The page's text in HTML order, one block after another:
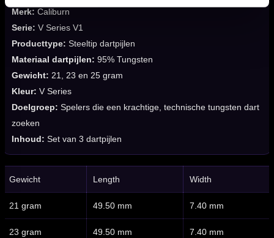
Merk: Caliburn
Serie: V Series V1
Producttype: Steeltip dartpijlen
Materiaal dartpijlen: 95% Tungsten
Gewicht: 21, 23 en 25 gram
Kleur: V Series
Doelgroep: Spelers die een krachtige, technische tungsten dart
zoeken
Inhoud: Set van 3 dartpijlen
Gewicht Length Width
21 gram 49.50 mm 7.40 mm
23 gram 49.50 mm 7.40 mm